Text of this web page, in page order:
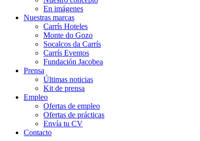
En imágenes
Nuestras marcas
Carrís Hoteles
Monte do Gozo
Socalcos da Carrís
Carrís Eventos
Fundación Jacobea
Prensa
Últimas noticias
Kit de prensa
Empleo
Ofertas de empleo
Ofertas de prácticas
Envía tu CV
Contacto